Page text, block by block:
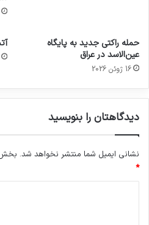
حمله راکتی جدید به پایگاه
عین‌الاسد در عراق
16 ژوئن 2026
دیدگاهتان را بنویسید
نشانی ایمیل شما منتشر نخواهد شد.
*